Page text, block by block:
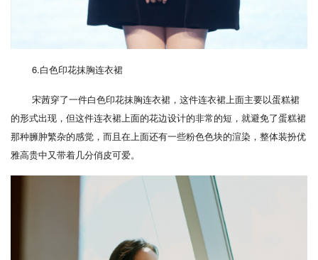
6.白色印花抹胸连衣裙
宋茜穿了一件白色印花抹胸连衣裙，这件连衣裙上面主要以蛋糕裙
的形式出现，但这件连衣裙上面的花边设计的非常的短，就避免了蛋糕裙
那种臃肿繁杂的感觉，而且在上面还有一些粉色色块的渲染，整体装扮优
雅高贵中又带着几分俏皮可爱。